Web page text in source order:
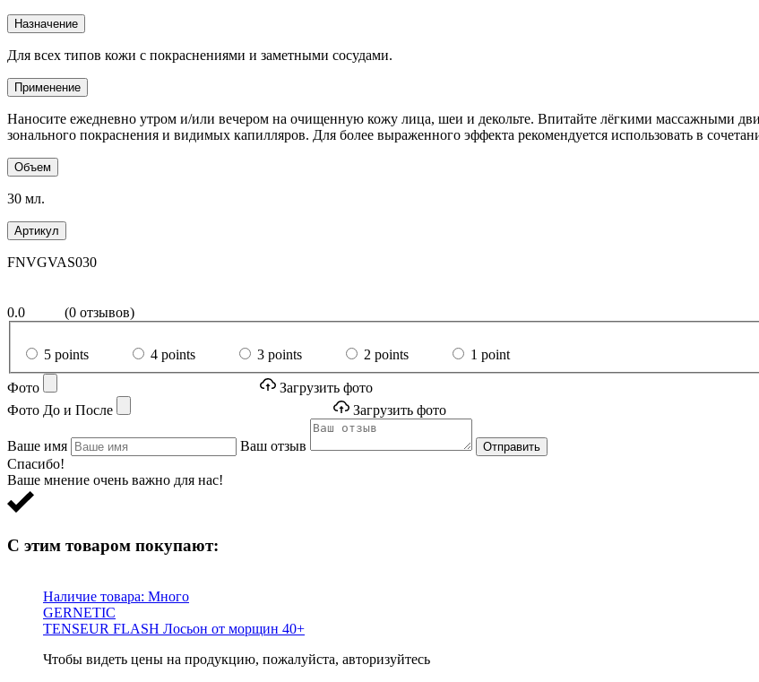
Назначение
Для всех типов кожи с покраснениями и заметными сосудами.
Применение
Наносите ежедневно утром и/или вечером на очищенную кожу лица, шеи и декольте. Впитайте лёгкими массажными
зонального покраснения и видимых капилляров. Для более выраженного эффекта рекомендуется использовать в
Объем
30 мл.
Артикул
FNVGVAS030
0.0 (0 отзывов)
5 points 4 points 3 points 2 points 1 point
Фото
Загрузить фото
Фото До и После
Загрузить фото
Ваше имя Ваш отзыв Отправить
Спасибо!
Ваше мнение очень важно для нас!
С этим товаром покупают:
Наличие товара: Много
GERNETIC
TENSEUR FLASH Лосьон от морщин 40+
Чтобы видеть цены на продукцию, пожалуйста, авторизуйтесь